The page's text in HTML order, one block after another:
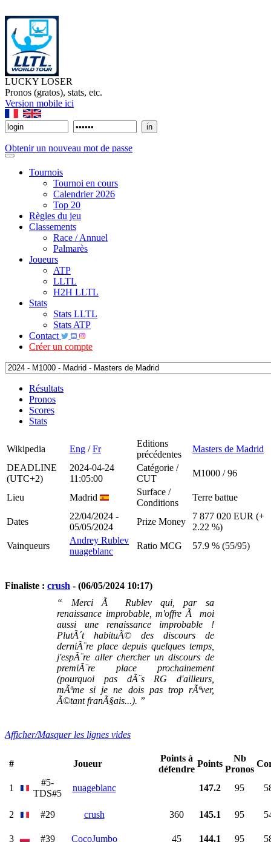
LUCKY LOSER
Pronos (gratos), stats, etc.
Version mobile ici
Obtenir un nouveau mot de passe
Tournois
Tournoi en cours
Calendrier 2026
Top 20
Règles du jeu
Classements
Race / Annuel
Palmarès
Joueurs
ATP
LLTL
H2H LLTL
Stats
Stats LLTL
Stats ATP
Contact
Créer un compte
Résultats
Pronos
Scores
Stats
Wikipedia Eng /Fr
Editions
précédentes
Masters de Madrid
DEADLINE
(UTC+2)
2024-04-24
11:05:00
Catégorie /
CUT
M1000 / 96
Lieu Madrid
Surface /
Conditions
Terre battue
Dates
22/04/2024 -
05/05/2024
Prize Money
7 877 020 EUR (+
2.22 %)
Vainqueurs
Andrey Rublev
nuageblanc
Ratio MCG 57.9 % (55/95)
Finaliste : crush - (06/05/2024 10:17)
“ Merci Ã Rublev qui, par sa
renaissance improbable, m'offre Ã moi
aussi une renaissance improbable !
PlutÃ´t habituÃ© des discours de
derniÃ¨re place depuis quelques temps,
j'espÃ¨re aller chercher un discours de
premiÃ¨re place prochainement
(pourquoi pas dÃ¨s RG d'ailleurs,
mÃªme si je ne dois pas trop rÃªver,
Ã©tant franÃ§ais...). ”
Afficher/Masquer les lignes vides
# Joueur
Points à
défendre
Points
Nb
Pronos
1
#5-
TDS#5
nuageblanc 147.2 95
2 #29 crush 360 145.1 95
3 #39 CocoJumbo 45 144.1 95